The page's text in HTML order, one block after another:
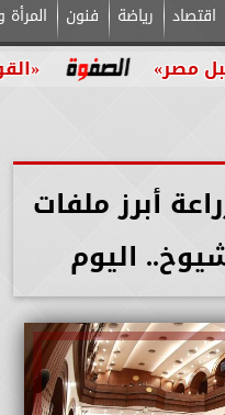
اقتصاد رياضة فنون
«القومي
أبرز ملفات
اليوم